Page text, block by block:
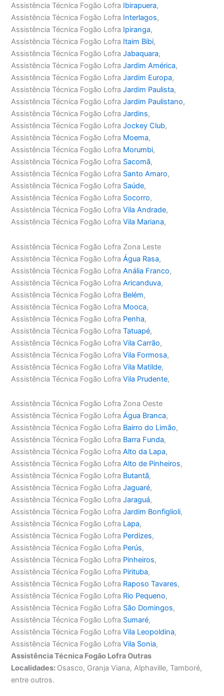
Assistência Técnica Fogão Lofra Ibirapuera,
Assistência Técnica Fogão Lofra Interlagos,
Assistência Técnica Fogão Lofra Ipiranga,
Assistência Técnica Fogão Lofra Itaim Bibi,
Assistência Técnica Fogão LofraJabaquara,
Assistência Técnica Fogão LofraJardim América,
Assistência Técnica Fogão LofraJardim Europa,
Assistência Técnica Fogão LofraJardim Paulista,
Assistência Técnica Fogão LofraJardim Paulistano,
Assistência Técnica Fogão LofraJardins,
Assistência Técnica Fogão LofraJockey Club,
Assistência Técnica Fogão Lofra Moema,
Assistência Técnica Fogão Lofra Morumbi,
Assistência Técnica Fogão Lofra Sacomã,
Assistência Técnica Fogão Lofra Santo Amaro,
Assistência Técnica Fogão Lofra Saúde,
Assistência Técnica Fogão Lofra Socorro,
Assistência Técnica Fogão LofraVila Andrade,
Assistência Técnica Fogão LofraVila Mariana,
Assistência Técnica Fogão Lofra Zona Leste
Assistência Técnica Fogão LofraÁgua Rasa,
Assistência Técnica Fogão LofraAnália Franco,
Assistência Técnica Fogão LofraAricanduva,
Assistência Técnica Fogão Lofra Belém,
Assistência Técnica Fogão Lofra Mooca,
Assistência Técnica Fogão Lofra Penha,
Assistência Técnica Fogão LofraTatuapé,
Assistência Técnica Fogão LofraVila Carrão,
Assistência Técnica Fogão LofraVila Formosa,
Assistência Técnica Fogão LofraVila Matilde,
Assistência Técnica Fogão LofraVila Prudente,
Assistência Técnica Fogão Lofra Zona Oeste
Assistência Técnica Fogão LofraÁgua Branca,
Assistência Técnica Fogão Lofra Bairro do Limão,
Assistência Técnica Fogão Lofra Barra Funda,
Assistência Técnica Fogão LofraAlto da Lapa,
Assistência Técnica Fogão LofraAlto de Pinheiros,
Assistência Técnica Fogão Lofra Butantã,
Assistência Técnica Fogão LofraJaguaré,
Assistência Técnica Fogão LofraJaraguá,
Assistência Técnica Fogão LofraJardim Bonfiglioli,
Assistência Técnica Fogão Lofra Lapa,
Assistência Técnica Fogão Lofra Perdizes,
Assistência Técnica Fogão Lofra Perús,
Assistência Técnica Fogão Lofra Pinheiros,
Assistência Técnica Fogão Lofra Pirituba,
Assistência Técnica Fogão Lofra Raposo Tavares,
Assistência Técnica Fogão Lofra Rio Pequeno,
Assistência Técnica Fogão Lofra São Domingos,
Assistência Técnica Fogão Lofra Sumaré,
Assistência Técnica Fogão LofraVila Leopoldina,
Assistência Técnica Fogão LofraVila Sonia,
Assistência Técnica Fogão Lofra Outras
Localidades: Osasco, Granja Viana, Alphaville, Tamboré,
entre outros.